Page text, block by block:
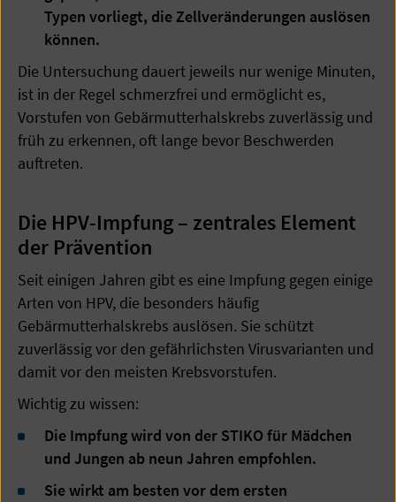
Typen vorliegt, die Zellveränderungen auslösen
können.
Die Untersuchung dauert jeweils nur wenige Minuten,
ist in der Regel schmerzfrei und ermöglicht es,
Vorstufen von Gebärmutterhalskrebs zuverlässig und
früh zu erkennen, oft lange bevor Beschwerden
auftreten.
Die HPV-Impfung – zentrales Element
der Prävention
Seit einigen Jahren gibt es eine Impfung gegen einige
Arten von HPV, die besonders häufig
Gebärmutterhalskrebs auslösen. Sie schützt
zuverlässig vor den gefährlichsten Virusvarianten und
damit vor den meisten Krebsvorstufen.
Wichtig zu wissen:
Die Impfung wird von der STIKO für Mädchen
und Jungen ab neun Jahren empfohlen.
Sie wirkt am besten vor dem ersten